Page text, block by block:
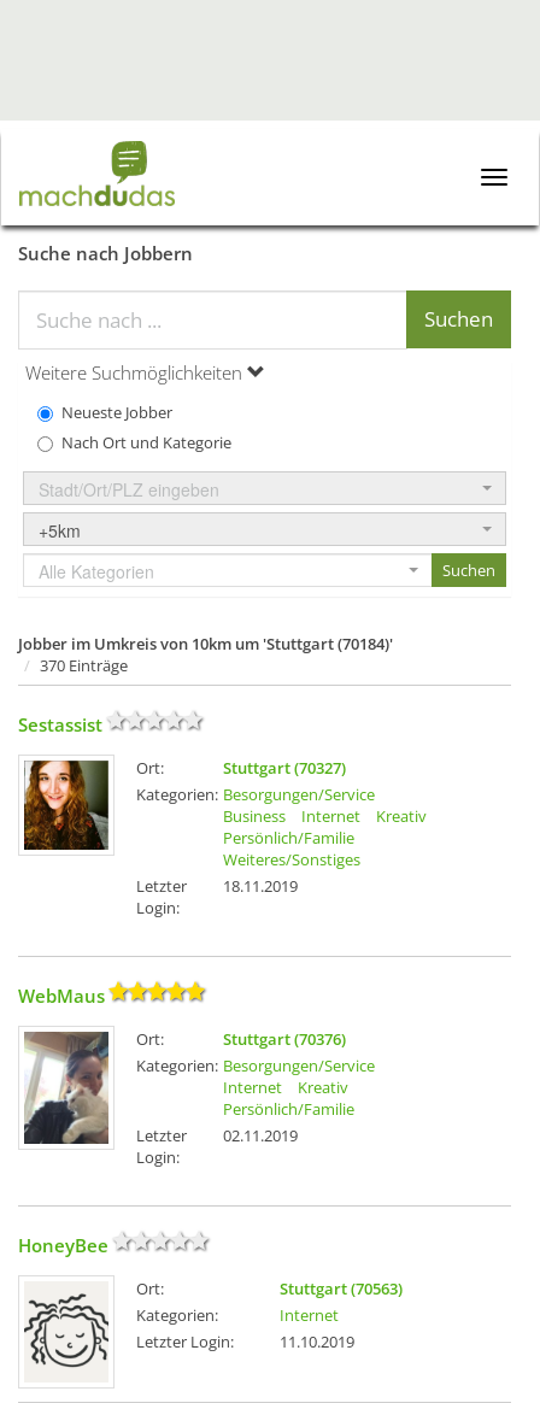
Toggle
Suche nach Jobbern
Weitere Suchmöglichkeiten
Neueste Jobber
Nach Ort und Kategorie
Stadt/Ort/PLZ eingeben
+5km
Alle Kategorien
Jobber im Umkreis von 10km um 'Stuttgart (70184)'
370 Einträge
Sestassist
Ort:
Stuttgart (70327)
Kategorien: Besorgungen/Service
Business
Internet
Kreativ
Persönlich/Familie
Weiteres/Sonstiges
Letzter
Login:
18.11.2019
WebMaus
Ort:
Stuttgart (70376)
Kategorien: Besorgungen/Service
Internet
Kreativ
Persönlich/Familie
Letzter
Login:
02.11.2019
HoneyBee
Ort:
Stuttgart (70563)
Kategorien:
Internet
Letzter Login:
11.10.2019